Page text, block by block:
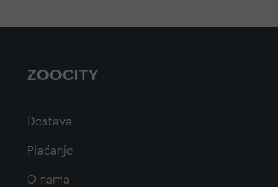
ZOOCITY
Dostava
Plaćanje
O nama